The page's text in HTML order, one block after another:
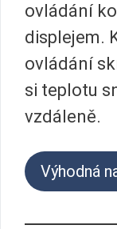
ovládání
displejem.
ovládání
si teplotu
vzdáleně.
Výhodná